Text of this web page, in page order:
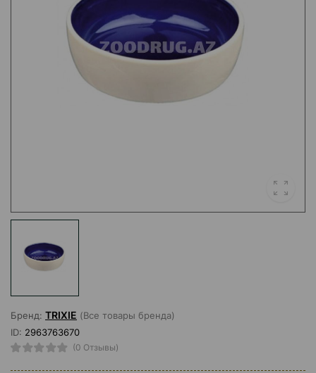
Бренд: TRIXIE (Все товары бренда)
ID: 2963763670
(0 Отзывы)